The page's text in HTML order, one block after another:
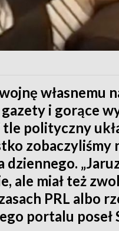
własnemu
i gorące
polityczny
zobaczyliśmy
dziennego.
ale miał też
PRL albo
portalu poseł